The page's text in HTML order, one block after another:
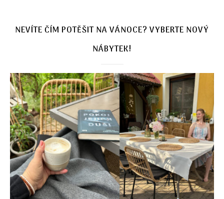
NEVÍTE ČÍM POTĚŠIT NA VÁNOCE? VYBERTE NOVÝ
NÁBYTEK!